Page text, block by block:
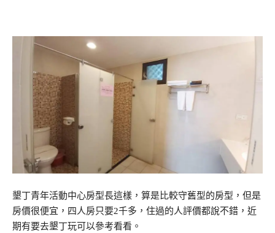
墾丁青年活動中心房型長這樣，算是比較守舊型的房型，但是
房價很便宜，四人房只要2千多，住過的人評價都說不錯，近
期有要去墾丁玩可以參考看看。